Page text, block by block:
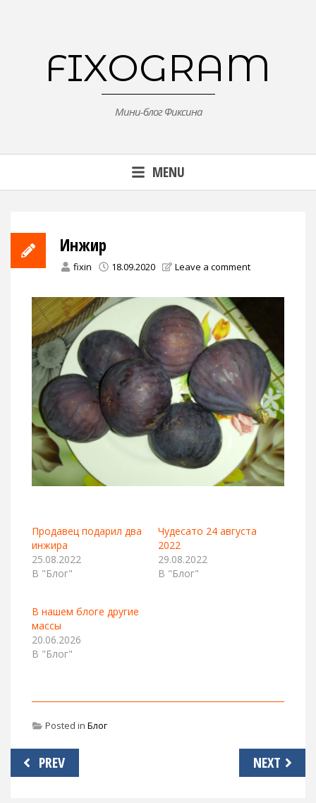
FIXOGRAM
Мини-блог Фиксина
MENU
Инжир
fixin 18.09.2020 Leave a comment
Продавец подарил два
инжира
25.08.2022
В "Блог"
Чудесато 24 августа
2022
29.08.2022
В "Блог"
В нашем блоге другие
массы
20.06.2026
В "Блог"
Posted in Блог
Навигация
по
PREV NEXT